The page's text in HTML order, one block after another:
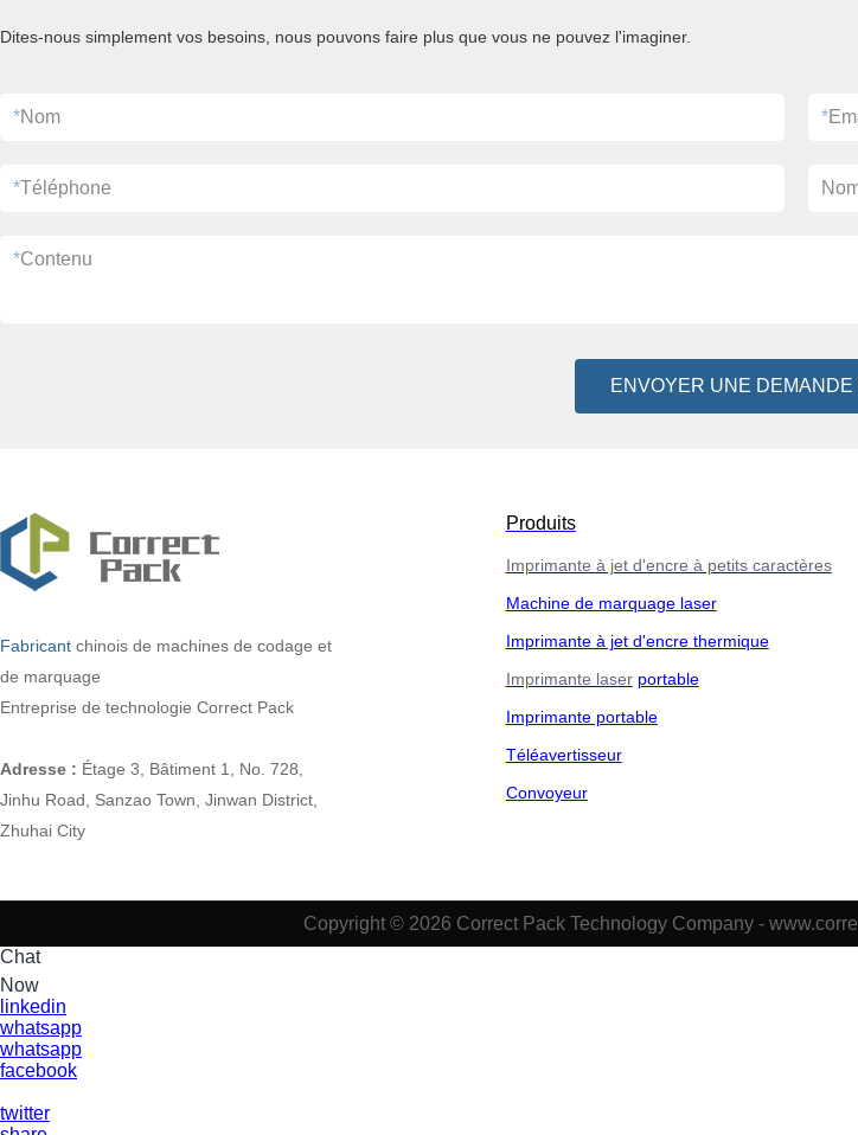
Dites-nous simplement vos besoins, nous pouvons faire plus que vous ne pouvez l'imaginer.
*Nom *
*Téléphone
*Contenu
ENVOYER UNE
Fabricant chinois de machines de codage et
de marquage
Entreprise de technologie Correct Pack
Adresse : Étage 3, Bâtiment 1, No. 728,
Jinhu Road, Sanzao Town, Jinwan District,
Zhuhai City
Produits
Imprimante à jet d'encre à petits caractères
Machine de marquage laser
Imprimante à jet d'encre thermique
Imprimante laser portable
Imprimante portable
Téléavertisseur
Convoyeur
Copyright © 2026 Correct Pack Technology Company -
Chat
Now
linkedin
whatsapp
whatsapp
facebook
twitter